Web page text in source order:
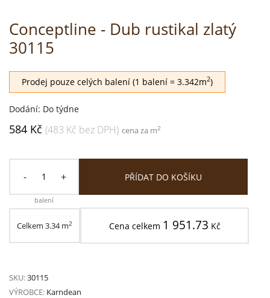
Conceptline - Dub rustikal zlatý
30115
Prodej pouze celých balení (1 balení = 3.342m2)
Dodání: Do týdne
584 Kč (483 Kč bez DPH) cena za m2
- +
balení
PŘÍDAT DO KOŠÍKU
Celkem 3.34m2 Cena celkem 1 951.73 Kč
SKU:30115
VÝROBCE: Karndean